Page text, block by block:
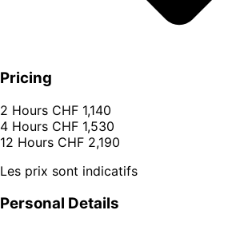
Pricing
2 Hours CHF 1,140
4 Hours CHF 1,530
12 Hours CHF 2,190
Les prix sont indicatifs
Personal Details